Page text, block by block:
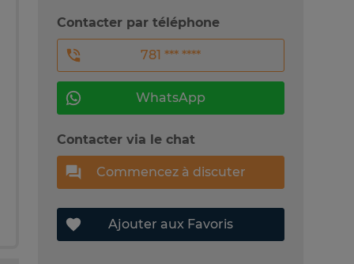
Contacter par téléphone
781 *** ****
WhatsApp
Contacter via le chat
Commencez à discuter
Ajouter aux Favoris